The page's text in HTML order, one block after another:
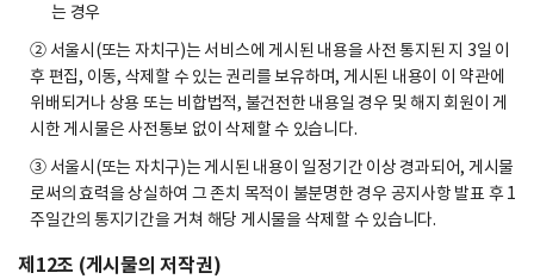
는 경우
② 서울시(또는 자치구)는 서비스에 게시된 내용을 사전 통지된 지 3일 이
후 편집, 이동, 삭제할 수 있는 권리를 보유하며, 게시된 내용이 이 약관에
위배되거나 상용 또는 비합법적, 불건전한 내용일 경우 및 해지 회원이 게
시한 게시물은 사전통보 없이 삭제할 수 있습니다.
③ 서울시(또는 자치구)는 게시된 내용이 일정기간 이상 경과되어, 게시물
로써의 효력을 상실하여 그 존치 목적이 불분명한 경우 공지사항 발표 후 1
주일간의 통지기간을 거쳐 해당 게시물을 삭제할 수 있습니다.
제12조 (게시물의 저작권)